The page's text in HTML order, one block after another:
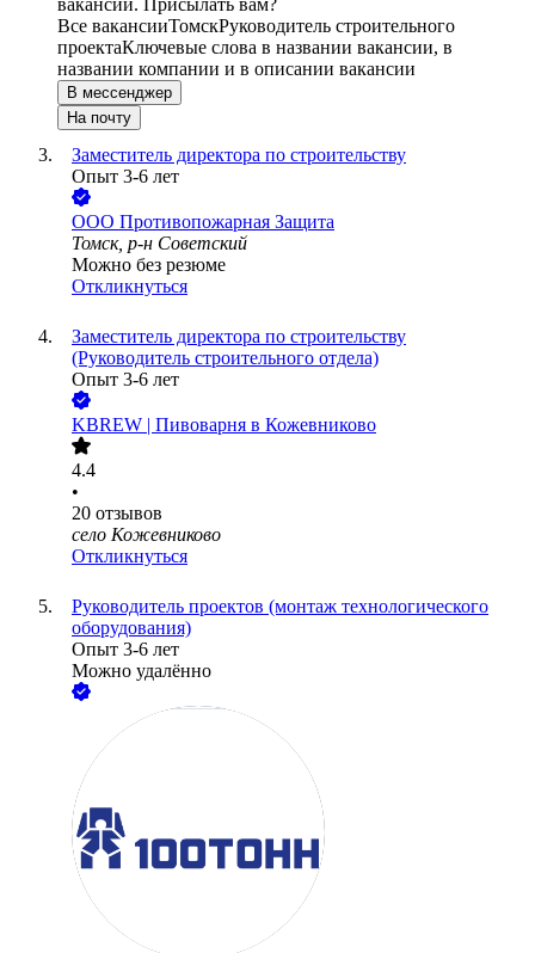
вакансии. Присылать вам?
Все вакансииТомскРуководитель строительного
проектаКлючевые слова в названии вакансии, в
названии компании и в описании вакансии
В мессенджер
На почту
Заместитель директора по строительству
Опыт 3-6 лет
ООО Противопожарная Защита
Томск, р-н Советский
Можно без резюме
Откликнуться
Заместитель директора по строительству
(Руководитель строительного отдела)
Опыт 3-6 лет
KBREW | Пивоварня в Кожевниково
4.4
•
20 отзывов
село Кожевниково
Откликнуться
Руководитель проектов (монтаж технологического
оборудования)
Опыт 3-6 лет
Можно удалённо